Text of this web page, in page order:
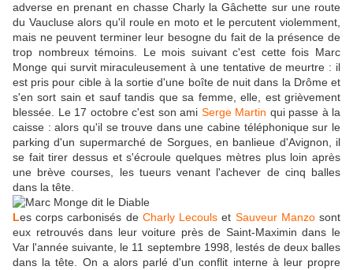
adverse en prenant en chasse Charly la Gâchette sur une route
du Vaucluse alors qu'il roule en moto et le percutent violemment,
mais ne peuvent terminer leur besogne du fait de la présence de
trop nombreux témoins. Le mois suivant c'est cette fois Marc
Monge qui survit miraculeusement à une tentative de meurtre : il
est pris pour cible à la sortie d'une boîte de nuit dans la Drôme et
s'en sort sain et sauf tandis que sa femme, elle, est grièvement
blessée. Le 17 octobre c'est son ami Serge Martin qui passe à la
caisse : alors qu'il se trouve dans une cabine téléphonique sur le
parking d'un supermarché de Sorgues, en banlieue d'Avignon, il
se fait tirer dessus et s'écroule quelques mètres plus loin après
une brève courses, les tueurs venant l'achever de cinq balles
dans la tête.
Les corps carbonisés de Charly Lecouls et Sauveur Manzosont
eux retrouvés dans leur voiture près de Saint-Maximin dans le
Var l'année suivante, le 11 septembre 1998, lestés de deux balles
dans la tête. On a alors parlé d'un conflit interne à leur propre